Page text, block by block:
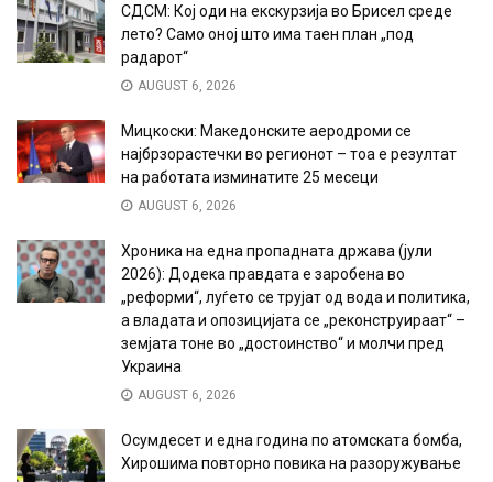
СДСМ: Кој оди на екскурзија во Брисел среде
лето? Само оној што има таен план „под
радарот“
AUGUST 6, 2026
Мицкоски: Македонските аеродроми се
најбрзорастечки во регионот – тоа е резултат
на работата изминатите 25 месеци
AUGUST 6, 2026
Хроника на една пропадната држава (јули
2026): Додека правдата е заробена во
„реформи“, луѓето се трујат од вода и политика,
а владата и опозицијата се „реконструираат“ –
земјата тоне во „достоинство“ и молчи пред
Украина
AUGUST 6, 2026
Осумдесет и една година по атомската бомба,
Хирошима повторно повика на разоружување